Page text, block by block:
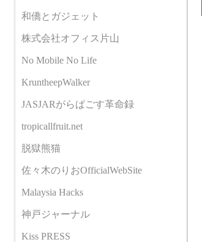
和僑とガジェット
株式会社オフィス片山
No Mobile No Life
KruntheepWalker
JASJARがらぱごす革命録
tropicallfruit.net
脱獄熊猫
佐々木のりおOfficialWebSite
Malaysia Hacks
神戸ジャーナル
Kiss PRESS